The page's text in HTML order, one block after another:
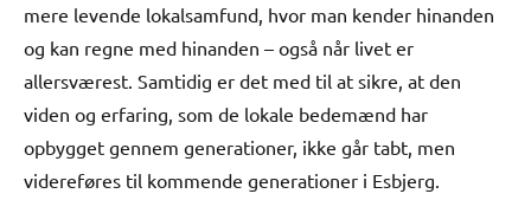
mere levende lokalsamfund, hvor man kender hinanden
og kan regne med hinanden – også når livet er
allersværest. Samtidig er det med til at sikre, at den
viden og erfaring, som de lokale bedemænd har
opbygget gennem generationer, ikke går tabt, men
videreføres til kommende generationer i Esbjerg.